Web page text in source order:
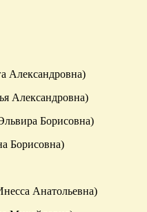
Александровна)
Александровна)
Борисовна)
Анатольевна)